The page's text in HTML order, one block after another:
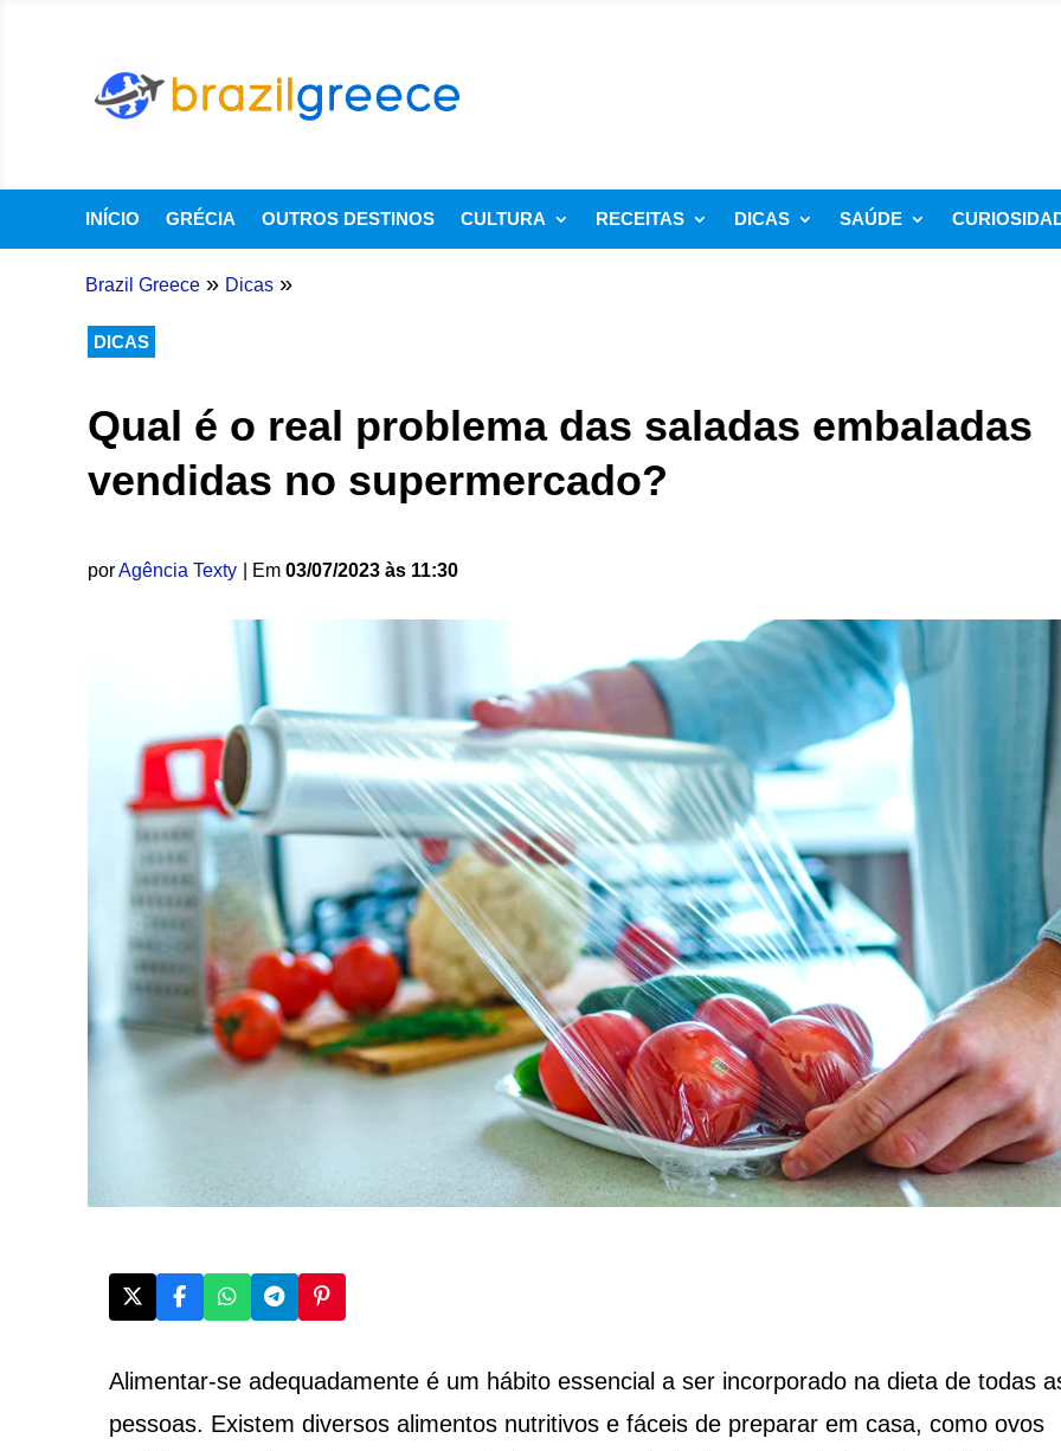
INÍCIO GRÉCIA OUTROS DESTINOS CULTURA RECEITAS DICAS SAÚDE
Brazil Greece » Dicas »
DICAS
Qual é o real problema das saladas embaladas
vendidas no supermercado?
porAgência Texty | Em 03/07/2023 às 11:30
Alimentar-se adequadamente é um hábito essencial a ser incorporado na dieta de todas
pessoas. Existem diversos alimentos nutritivos e fáceis de preparar em casa, como ovos